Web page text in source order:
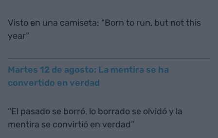
Visto en una camiseta: “Born to run, but not this
year”
Martes 12 de agosto: La mentira se ha
convertido en verdad
“El pasado se borró, lo borrado se olvidó y la
mentira se convirtió en verdad”